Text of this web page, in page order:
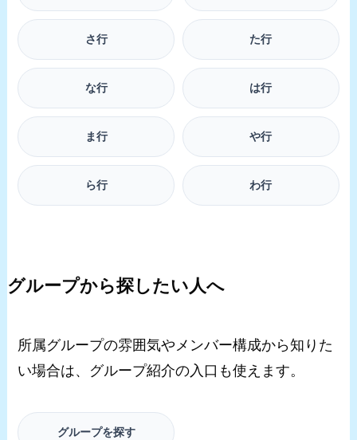
さ行 た行
な行 は行
ま行 や行
ら行 わ行
グループから探したい人へ
所属グループの雰囲気やメンバー構成から知りた
い場合は、グループ紹介の入口も使えます。
グループを探す